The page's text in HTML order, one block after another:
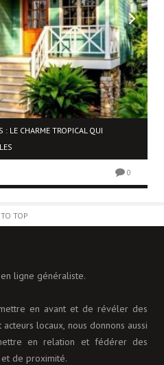
: LE CHARME TROPICAL QUI
0
TOP
ligne généraliste.
en avant et de révéler des
locaux, nous donnons aussi
en relation et fédérer des
et de proximité.